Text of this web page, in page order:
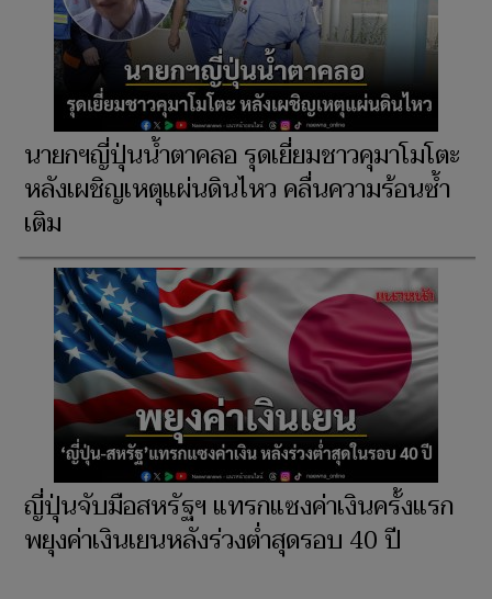
นายกฯญี่ปุ่นน้ำตาคลอ รุดเยี่ยมชาวคุมาโมโตะ
หลังเผชิญเหตุแผ่นดินไหว คลื่นความร้อนซ้ำ
เติม
ญี่ปุ่นจับมือสหรัฐฯ แทรกแซงค่าเงินครั้งแรก
พยุงค่าเงินเยนหลังร่วงต่ำสุดรอบ 40 ปี